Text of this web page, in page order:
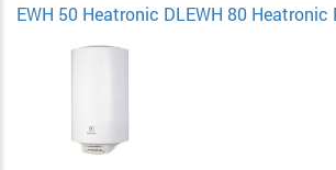
EWH 50 Heatronic DLEWH 80 Heatronic